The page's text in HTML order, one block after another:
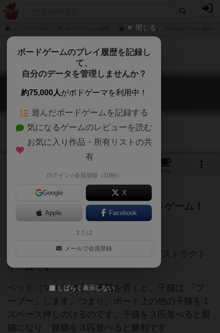
Boop もっふぁ。(日本語訳付き)の通販/商
ブープ もっふぁ。
boop.
カフェ
可愛くも、挑戦的なアブストラクトゲーム！
ネコ
boop.は２人用のかわいくて難しいアブストラクト
ゲームです。
ベッド（マス）の上に子猫を置くと、子猫は 「ブ
ーブー」します。つまり、ボード上の他の子猫を１
スペース押しのけるのです。子猫を３匹並べると親
猫になり、親猫を３匹並べると勝利です。
閉じる
ボードゲームのプレイ履歴を記録し
て、
自分のデータを管理しませんか？
約75,000人がボドゲーマを利用中！
遊んだボードゲームを記録する
気になるゲームのレビューを読む
お気に入り作品・所有リストの共
有
ログイン / 会員登録（10秒）
Google X
Apple Facebook
または
メールで会員登録
しばらく表示しない